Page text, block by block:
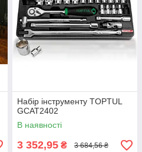
Набір інструменту TOPTUL
GCAT2402
В наявності
3 352,95 ₴ 3 684,56 ₴